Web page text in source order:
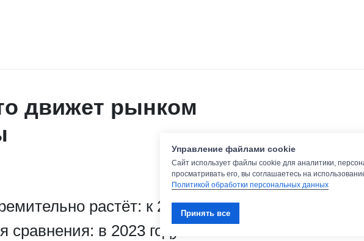
движет рынком
растёт: к 2035 году он
в 2023 году этот
Управление файлами cookie
Сайт использует файлы cookie для аналитики,
просматривать его, вы соглашаетесь на
Политикой обработки персональных данных
Принять все